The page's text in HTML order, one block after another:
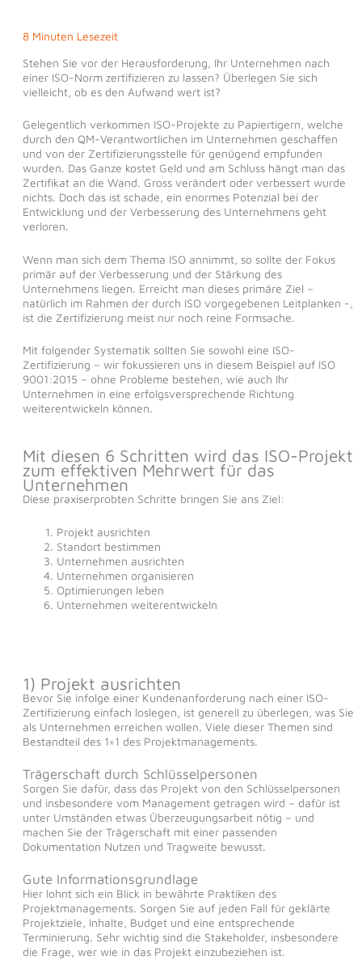
8 Minuten Lesezeit
Stehen Sie vor der Herausforderung, Ihr Unternehmen nach
einer ISO-Norm zertifizieren zu lassen? Überlegen Sie sich
vielleicht, ob es den Aufwand wert ist?
Gelegentlich verkommen ISO-Projekte zu Papiertigern, welche
durch den QM-Verantwortlichen im Unternehmen geschaffen
und von der Zertifizierungsstelle für genügend empfunden
wurden. Das Ganze kostet Geld und am Schluss hängt man das
Zertifikat an die Wand. Gross verändert oder verbessert wurde
nichts. Doch das ist schade, ein enormes Potenzial bei der
Entwicklung und der Verbesserung des Unternehmens geht
verloren.
Wenn man sich dem Thema ISO annimmt, so sollte der Fokus
primär auf der Verbesserung und der Stärkung des
Unternehmens liegen. Erreicht man dieses primäre Ziel –
natürlich im Rahmen der durch ISO vorgegebenen Leitplanken -,
ist die Zertifizierung meist nur noch reine Formsache.
Mit folgender Systematik sollten Sie sowohl eine ISO-
Zertifizierung – wir fokussieren uns in diesem Beispiel auf ISO
9001:2015 – ohne Probleme bestehen, wie auch Ihr
Unternehmen in eine erfolgsversprechende Richtung
weiterentwickeln können.
Mit diesen 6 Schritten wird das ISO-Projekt
zum effektiven Mehrwert für das
Unternehmen
Diese praxiserprobten Schritte bringen Sie ans Ziel:
Projekt ausrichten
Standort bestimmen
Unternehmen ausrichten
Unternehmen organisieren
Optimierungen leben
Unternehmen weiterentwickeln
1) Projekt ausrichten
Bevor Sie infolge einer Kundenanforderung nach einer ISO-
Zertifizierung einfach loslegen, ist generell zu überlegen, was Sie
als Unternehmen erreichen wollen. Viele dieser Themen sind
Bestandteil des 1×1 des Projektmanagements.
Trägerschaft durch Schlüsselpersonen
Sorgen Sie dafür, dass das Projekt von den Schlüsselpersonen
und insbesondere vom Management getragen wird – dafür ist
unter Umständen etwas Überzeugungsarbeit nötig – und
machen Sie der Trägerschaft mit einer passenden
Dokumentation Nutzen und Tragweite bewusst.
Gute Informationsgrundlage
Hier lohnt sich ein Blick in bewährte Praktiken des
Projektmanagements. Sorgen Sie auf jeden Fall für geklärte
Projektziele, Inhalte, Budget und eine entsprechende
Terminierung. Sehr wichtig sind die Stakeholder, insbesondere
die Frage, wer wie in das Projekt einzubeziehen ist.